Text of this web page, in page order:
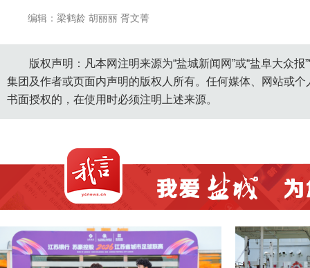
编辑：梁鹤龄 胡丽丽 胥文菁
版权声明：凡本网注明来源为“盐城新闻网”或“盐阜大众
集团及作者或页面内声明的版权人所有。任何媒体、网站或
书面授权的，在使用时必须注明上述来源。